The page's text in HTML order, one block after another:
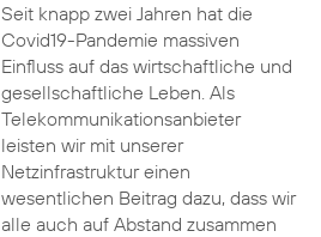
Seit knapp zwei Jahren hat die
Covid19-Pandemie massiven
Einfluss auf das wirtschaftliche und
gesellschaftliche Leben. Als
Telekommunikationsanbieter
leisten wir mit unserer
Netzinfrastruktur einen
wesentlichen Beitrag dazu, dass wir
alle auch auf Abstand zusammen